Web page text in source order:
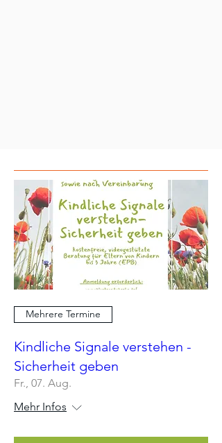
Mehrere Termine
Kindliche Signale verstehen -
Sicherheit geben
Fr., 07. Aug.
Mehr Infos